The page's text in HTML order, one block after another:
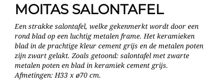
MOITAS SALONTAFEL
Een strakke salontafel, welke gekenmerkt wordt door een
rond blad op een luchtig metalen frame. Het keramieken
blad in de prachtige kleur cement grijs en de metalen poten
zijn zwart gelakt. Zoals getoond: salontafel met zwarte
metalen poten en blad in keramiek cement grijs.
Afmetingen: H33 x ø70 cm.